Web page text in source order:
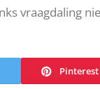
vraagdaling
Pinterest